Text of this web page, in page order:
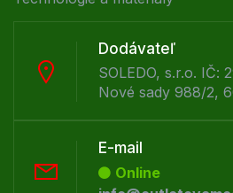
Dodávateľ
SOLEDO, s.r.o. IČ:
Nové sady 988/2,
E-mail
Online